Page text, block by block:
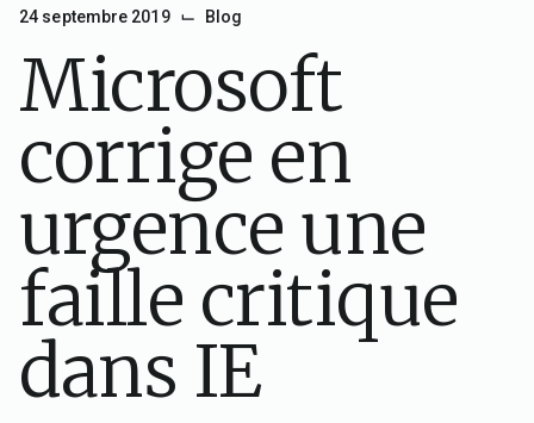
24 septembre 2019 ⌙ Blog
Microsoft
corrige en
urgence une
faille critique
dans IE